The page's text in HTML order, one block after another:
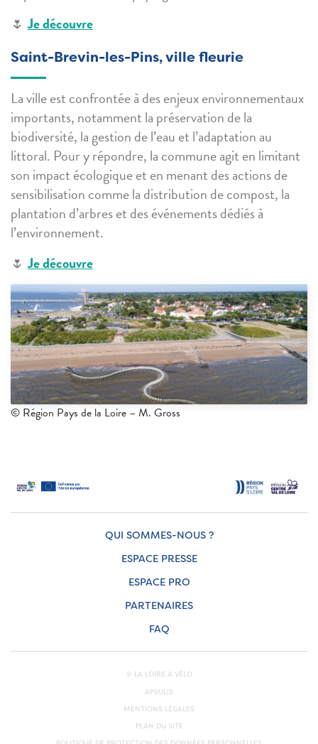
🌷Je découvre
Saint-Brevin-les-Pins, ville fleurie
La ville est confrontée à des enjeux environnementaux
importants, notamment la préservation de la
biodiversité, la gestion de l’eau et l’adaptation au
littoral. Pour y répondre, la commune agit en limitant
son impact écologique et en menant des actions de
sensibilisation comme la distribution de compost, la
plantation d’arbres et des événements dédiés à
l’environnement.
🌷Je découvre
© Région Pays de la Loire – M. Gross
QUI SOMMES-NOUS ?
ESPACE PRESSE
ESPACE PRO
PARTENAIRES
FAQ
© LA LOIRE À VÉLO
APSULIS
MENTIONS LÉGALES
PLAN DU SITE